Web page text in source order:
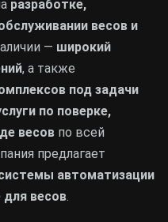
разработке,
весов и
— широкий
, а также
под задачи
по поверке,
весов по всей
предлагает
автоматизации
весов.